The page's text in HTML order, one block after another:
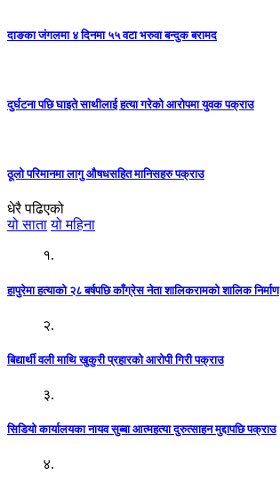
दाङका जंगलमा ४ दिनमा ५५ वटा भरुवा बन्दुक बरामद
दुर्घटना पछि घाइते साथीलाई हत्या गरेको आरोपमा युवक पक्राउ
ठूलो परिमानमा लागु औषधसहित मानिसहरु पक्राउ
धेरै पढिएको
यो साता यो महिना
१.
हापुरेमा हत्याको २८ बर्षपछि काँग्रेस नेता शालिकरामको शालिक निर्माण
२.
बिद्यार्थी वली माथि खुकुरी प्रहारको आरोपी गिरी पक्राउ
३.
सिडियो कार्यालयका नायव सुब्बा आत्महत्या दुरुत्साहन मुद्दापछि पक्राउ
४.